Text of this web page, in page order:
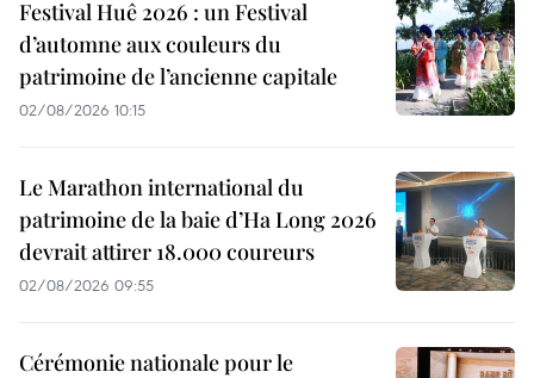
Festival Huê 2026 : un Festival
d’automne aux couleurs du
patrimoine de l’ancienne capitale
02/08/2026 10:15
Le Marathon international du
patrimoine de la baie d’Ha Long 2026
devrait attirer 18.000 coureurs
02/08/2026 09:55
Cérémonie nationale pour le